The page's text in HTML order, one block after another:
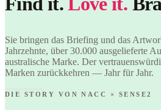
Find it.
NACC ×
Love it.
Brand it.
Sie bringen das Briefing und das
Jahrzehnte, über 30.000 ausgelieferte
australische Marke. Der
Marken zurückkehren — Jahr für Jahr.
DIE STORY VON NACC × SENSE2